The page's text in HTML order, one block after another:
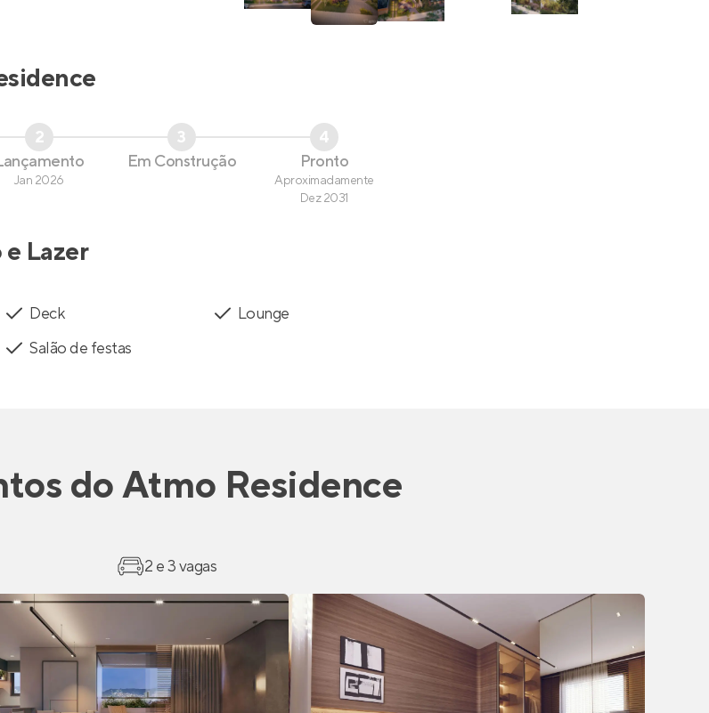
2
Jan 2026
3
Em Construção
4
Pronto
Aproximadamente
Dez 2031
Lazer
Deck
Lounge
Salão de festas
doAtmo Residence
2 e 3 vagas